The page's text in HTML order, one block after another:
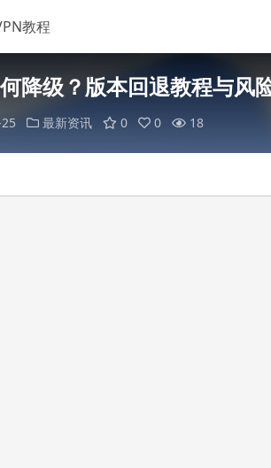
教程
降级？版本回退教程与风
最新资讯 0 0 18